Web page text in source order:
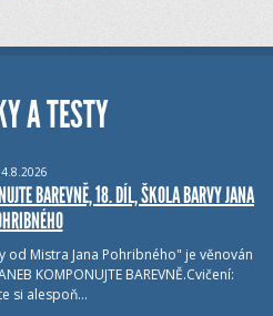
A TESTY
4.8.2026
BAREVNĚ, 18. DÍL, ŠKOLA BARVY JANA
od Mistra Jana Pohribného" je věnován
KOMPONUJTE BAREVNĚ.Cvičení:
si alespoň…